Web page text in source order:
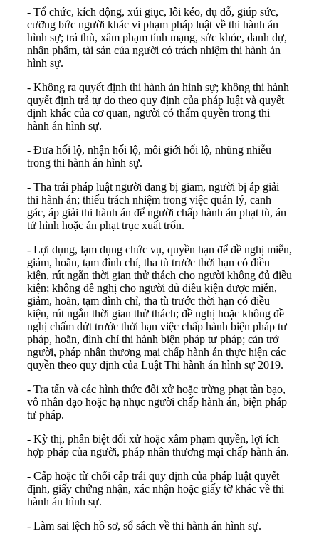
- Tổ chức, kích động, xúi giục, lôi kéo, dụ dỗ, giúp sức,
cưỡng bức người khác vi phạm pháp luật về thi hành án
hình sự; trả thù, xâm phạm tính mạng, sức khỏe, danh dự,
nhân phẩm, tài sản của người có trách nhiệm thi hành án
hình sự.
- Không ra quyết định thi hành án hình sự; không thi hành
quyết định trả tự do theo quy định của pháp luật và quyết
định khác của cơ quan, người có thẩm quyền trong thi
hành án hình sự.
- Đưa hối lộ, nhận hối lộ, môi giới hối lộ, nhũng nhiễu
trong thi hành án hình sự.
- Tha trái pháp luật người đang bị giam, người bị áp giải
thi hành án; thiếu trách nhiệm trong việc quản lý, canh
gác, áp giải thi hành án để người chấp hành án phạt tù, án
tử hình hoặc án phạt trục xuất trốn.
- Lợi dụng, lạm dụng chức vụ, quyền hạn để đề nghị miễn,
giảm, hoãn, tạm đình chỉ, tha tù trước thời hạn có điều
kiện, rút ngắn thời gian thử thách cho người không đủ điều
kiện; không đề nghị cho người đủ điều kiện được miễn,
giảm, hoãn, tạm đình chỉ, tha tù trước thời hạn có điều
kiện, rút ngắn thời gian thử thách; đề nghị hoặc không đề
nghị chấm dứt trước thời hạn việc chấp hành biện pháp tư
pháp, hoãn, đình chỉ thi hành biện pháp tư pháp; cản trở
người, pháp nhân thương mại chấp hành án thực hiện các
quyền theo quy định của Luật Thi hành án hình sự 2019.
- Tra tấn và các hình thức đối xử hoặc trừng phạt tàn bạo,
vô nhân đạo hoặc hạ nhục người chấp hành án, biện pháp
tư pháp.
- Kỳ thị, phân biệt đối xử hoặc xâm phạm quyền, lợi ích
hợp pháp của người, pháp nhân thương mại chấp hành án.
- Cấp hoặc từ chối cấp trái quy định của pháp luật quyết
định, giấy chứng nhận, xác nhận hoặc giấy tờ khác về thi
hành án hình sự.
- Làm sai lệch hồ sơ, sổ sách về thi hành án hình sự.